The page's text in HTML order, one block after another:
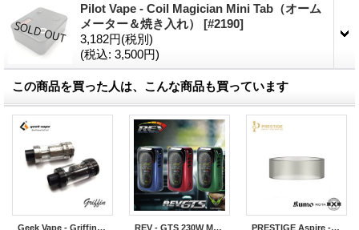
Pilot Vape - Coil Magician Mini Tab（オーム
メーター＆焼き入れ） [#2190]
3,182円(税別)
(税込: 3,500円)
この商品を買った人は、こんな商品も買っています
Geek Vape - Griffin RTA【中〜上級者向け・電子タバコ／VAPEアトマイザー】 REV - GTS 230W MOD【温度管理機能・アップデート機能付き・電子タバコ／VAPE】 PRESTIGE Aspire - Kumo RDTA用 交換PSUチューブ